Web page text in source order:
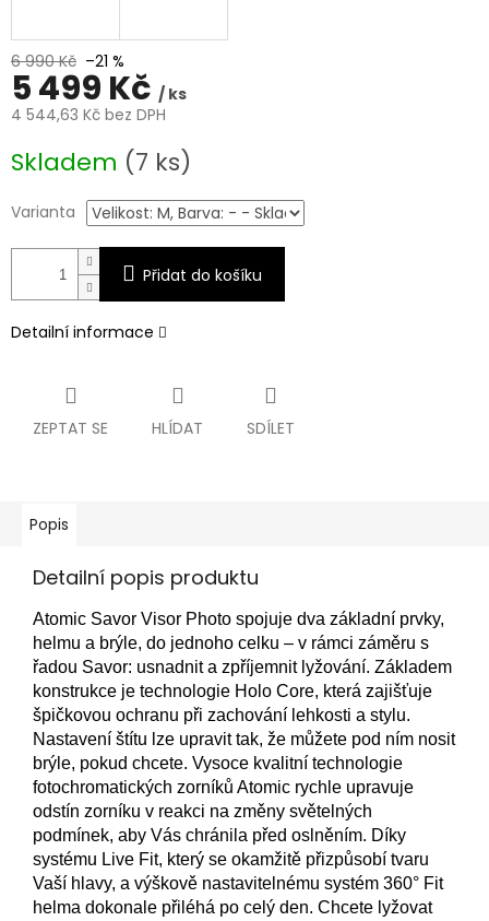
6 990 Kč –21 %
5 499 Kč / ks
4 544,63 Kč bez DPH
cena:
Skladem (7 ks)
Varianta
Přidat do košíku
Detailní informace
ZEPTAT SE HLÍDAT SDÍLET
Popis
Detailní popis produktu
Atomic Savor Visor Photo spojuje dva základní prvky,
helmu a brýle, do jednoho celku – v rámci záměru s
řadou Savor: usnadnit a zpříjemnit lyžování. Základem
konstrukce je technologie Holo Core, která zajišťuje
špičkovou ochranu při zachování lehkosti a stylu.
Nastavení štítu lze upravit tak, že můžete pod ním nosit
brýle, pokud chcete. Vysoce kvalitní technologie
fotochromatických zorníků Atomic rychle upravuje
odstín zorníku v reakci na změny světelných
podmínek, aby Vás chránila před oslněním. Díky
systému Live Fit, který se okamžitě přizpůsobí tvaru
Vaší hlavy, a výškově nastavitelnému systém 360° Fit
helma dokonale přiléhá po celý den. Chcete lyžovat